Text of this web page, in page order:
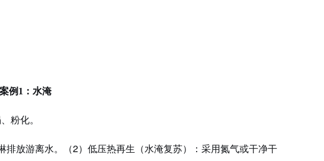
案例 1：水淹
粉化。
放游离水。 （2）低压热再生（水淹复苏）：采用氮气或干净干